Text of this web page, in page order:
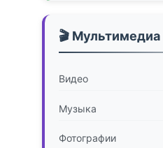
🎬 Мультимедиа
Видео
Музыка
Фотографии